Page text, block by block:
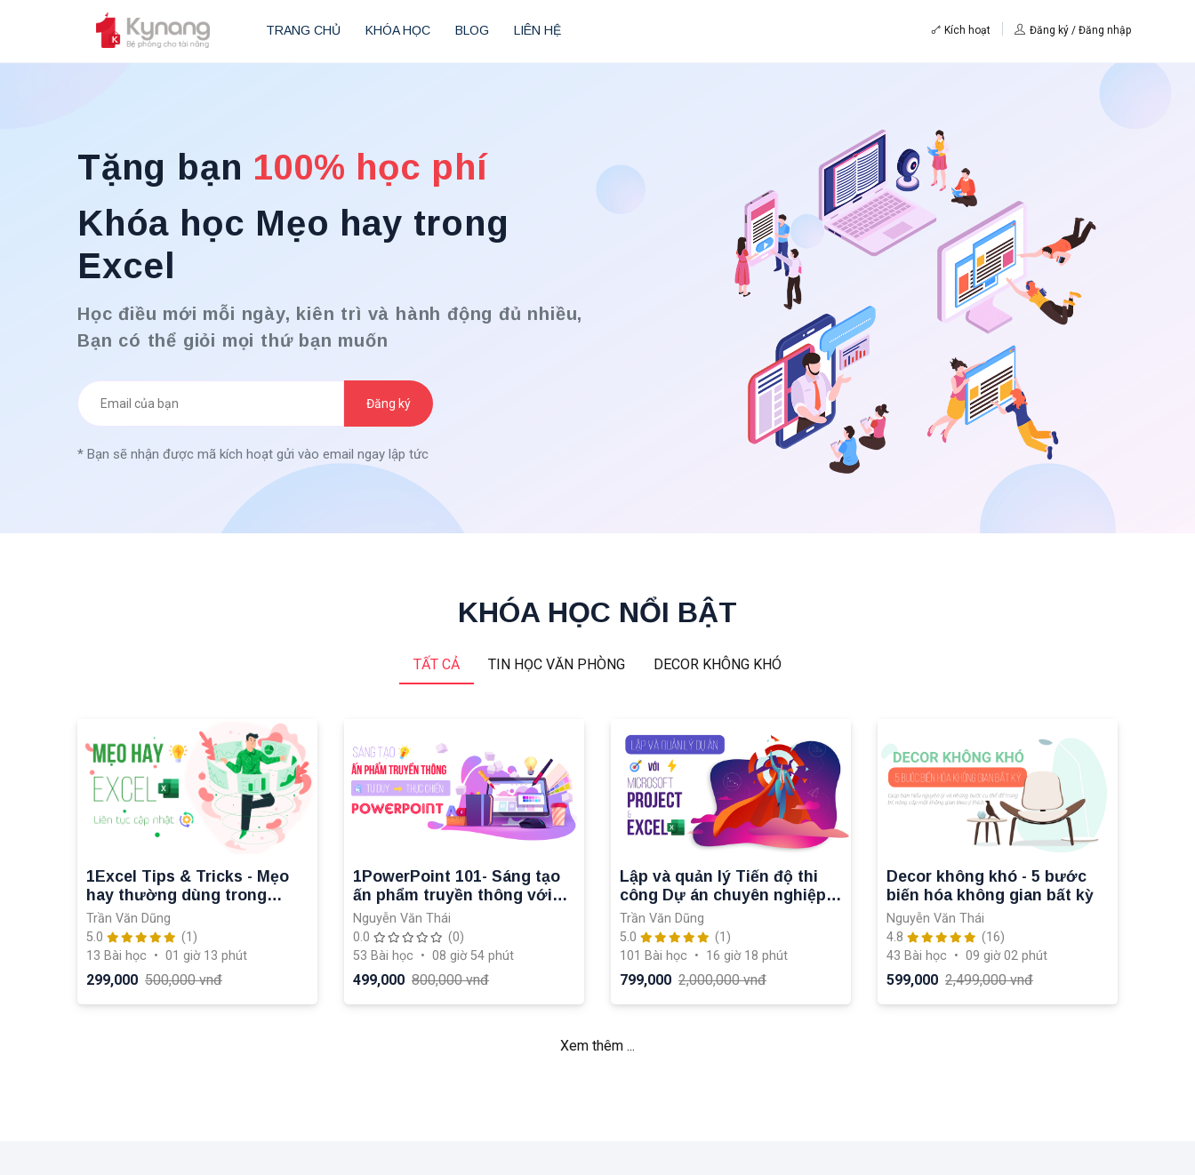
TRANG CHỦ KHÓA HỌC BLOG LIÊN HỆ Kích hoạt Đăng ký / Đăng nhập
Tặng bạn 100% học phí
Khóa học Mẹo hay trong
Excel
Học điều mới mỗi ngày, kiên trì và hành động đủ nhiều,
Bạn có thể giỏi mọi thứ bạn muốn
Đăng ký
* Bạn sẽ nhận được mã kích hoạt gửi vào email ngay lập tức
KHÓA HỌC NỔI BẬT
TẤT CẢ TIN HỌC VĂN PHÒNG DECOR KHÔNG KHÓ
1Excel Tips & Tricks - Mẹo
hay thường dùng trong
Excel - Cập Nhật Hàng Tuần
Trần Văn Dũng
5.0
(1)
13 Bài học • 01 giờ 13 phút
299,000 500,000 vnđ
1PowerPoint 101- Sáng tạo
ấn phẩm truyền thông với
Powerpoint
Nguyễn Văn Thái
0.0
(0)
53 Bài học • 08 giờ 54 phút
499,000 800,000 vnđ
Lập và quản lý Tiến độ thi
công Dự án chuyên nghiệp
với MS Project + Excel
Trần Văn Dũng
5.0
(1)
101 Bài học • 16 giờ 18 phút
799,000 2,000,000 vnđ
Decor không khó - 5 bước
biến hóa không gian bất kỳ
Nguyễn Văn Thái
4.8
(16)
43 Bài học • 09 giờ 02 phút
599,000 2,499,000 vnđ
Xem thêm ...